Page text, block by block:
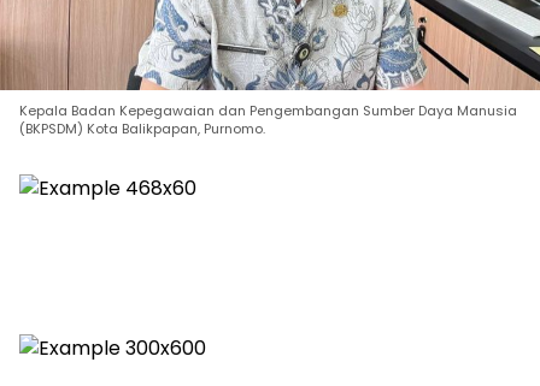
Kepala Badan Kepegawaian dan Pengembangan Sumber Daya Manusia
(BKPSDM) Kota Balikpapan, Purnomo.